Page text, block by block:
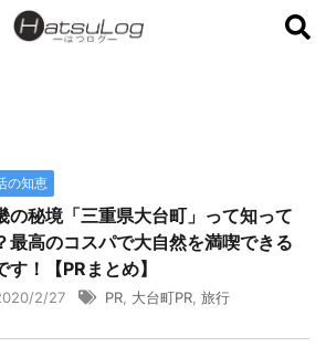
の知恵
の秘境「三重県大台町」って知って
最高のコスパで大自然を満喫できる
す！【PRまとめ】
2/27 PR 大台町PR 旅行